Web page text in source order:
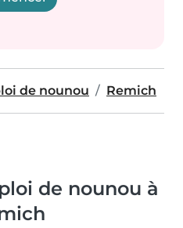
de nounou Remich
de nounou à